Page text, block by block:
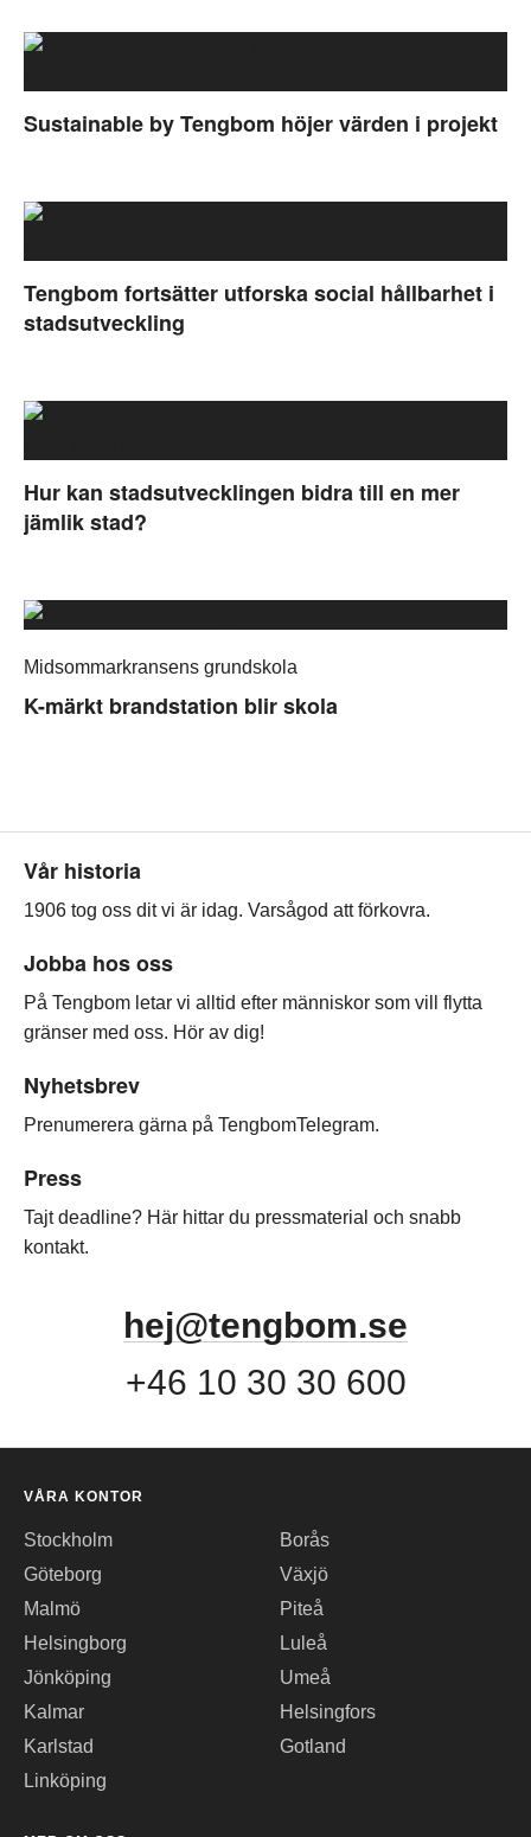
Sustainable by Tengbom höjer värden i projekt
Tengbom fortsätter utforska social hållbarhet i
stadsutveckling
Hur kan stadsutvecklingen bidra till en mer
jämlik stad?
Midsommarkransens grundskola
K-märkt brandstation blir skola
Sidfot
Vår historia
1906 tog oss dit vi är idag. Varsågod att förkovra.
Jobba hos oss
På Tengbom letar vi alltid efter människor som vill flytta
gränser med oss. Hör av dig!
Nyhetsbrev
Prenumerera gärna på TengbomTelegram.
Press
Tajt deadline? Här hittar du pressmaterial och snabb
kontakt.
hej@tengbom.se
+46 10 30 30 600
VÅRA KONTOR
Stockholm
Göteborg
Malmö
Helsingborg
Jönköping
Kalmar
Karlstad
Linköping
Borås
Växjö
Piteå
Luleå
Umeå
Helsingfors
Gotland